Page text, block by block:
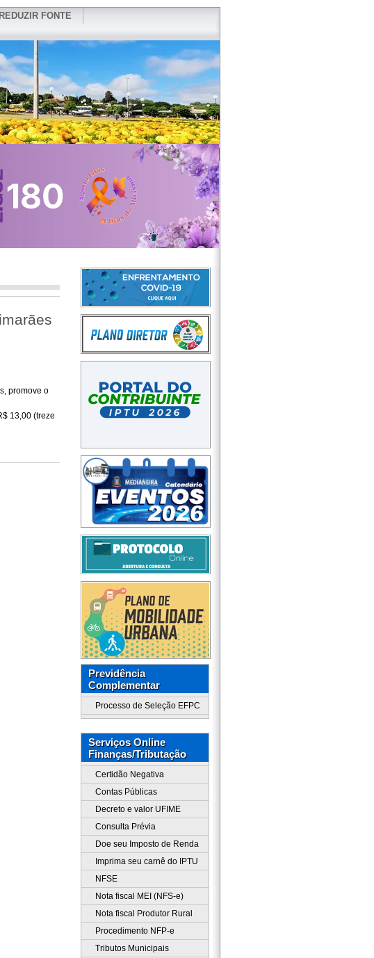
REDUZIR FONTE
REDES SOCIAIS WEBMAIL
promove o
13,00 (treze
Previdência
Complementar
Processo de Seleção EFPC
Serviços Online
Finanças/Tributação
Certidão Negativa
Contas Públicas
Decreto e valor UFIME
Consulta Prévia
Doe seu Imposto de Renda
Imprima seu carnê do IPTU
NFSE
Nota fiscal MEI (NFS-e)
Nota fiscal Produtor Rural
Procedimento NFP-e
Tributos Municipais